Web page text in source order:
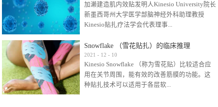
件下吃东西有时也会过敏，难道不吃不穿了？
其他品牌的在此我们不予评价，就KINESIO肌内
效贴布来说，40多年的研究开发制造肌内效贴
比如我本人，几乎天天接触KINESIO肌内效，无
论从皮肤适应性还是本人皮肤本身就不属于不
易过敏的那种，基本不会有过敏瘙痒的情况。
但是，当身体不适、休息不好、持续紧张等特
殊因素的影响下，有时还是会出现瘙痒过敏的
加濑建造肌内效贴发明人Kinesio University院长
新墨西哥州大学医学部脑神经外科助理教授
Kinesio贴扎疗法学会代表理事...
Kinesio Taping Association International
（KTAI）名誉会长 身体具有免疫、疼痛、细胞
破坏、发热、修复、增殖、再生等自然愈合能
力。 多作为细胞因子存在于皮肤表皮、真皮、
Snowflake （雪花贴扎）的临床推理
2021 - 12 - 10
Kinesio Snowflake （称为雪花贴）比较适合应
用在关节周围，能有效的改善筋膜的功能。这
种贴扎技术可以适用于各层软...